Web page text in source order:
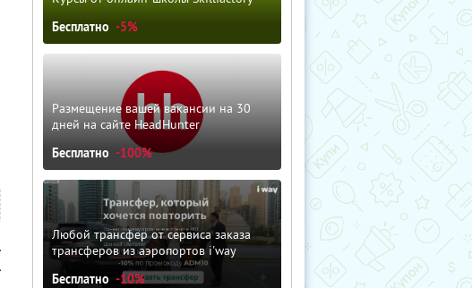
Бесплатно -5%
Размещение вашей вакансии на 30
дней на сайте HeadHunter
Бесплатно -100%
Любой трансфер от сервиса заказа
трансферов из аэропортов i'way
Бесплатно -10%